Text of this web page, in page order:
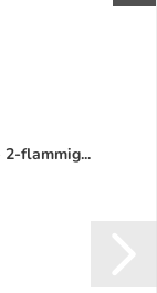
2-flammig...